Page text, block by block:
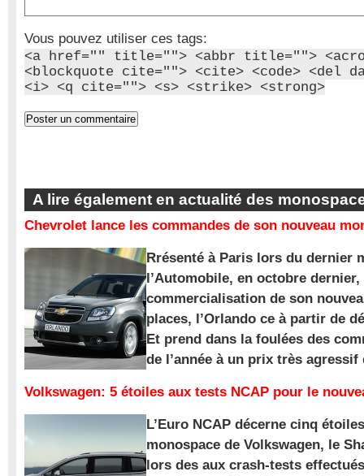
Vous pouvez utiliser ces tags:
<a href="" title=""> <abbr title="">
<blockquote cite=""> <cite> <code> <del
<i> <q cite=""> <s> <strike> <strong>
A lire également en actualité des
Chevrolet lance les commandes de son nouveau
Rrésenté à Paris lors du dernier
l’Automobile, en octobre
commercialisation de son
places, l’Orlando ce à partir de
Et prend dans la foulées des
de l’année à un prix très agressif
Volkswagen: 5 étoiles aux tests NCAP pour le
L’Euro NCAP décerne cinq
monospace de Volkswagen, le
lors des aux crash-tests